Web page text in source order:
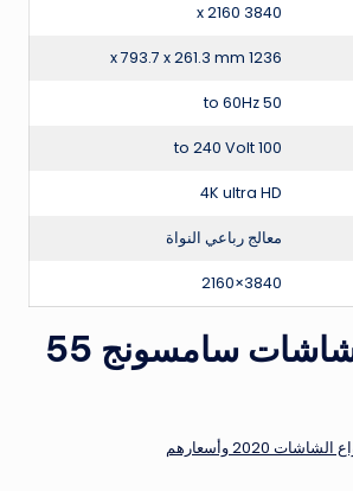
3840 x 2160
1236 x 793.7 x 261.3 mm
50 to 60Hz
100 to 240 Volt
4K ultra HD
معالج رباعي النواة
3840×2160
مواصفات شاشات سامسونج 55
2020 وأسعارهم